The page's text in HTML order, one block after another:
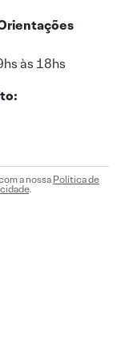
às 18hs
a nossa Política de
.